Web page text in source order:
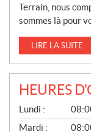
Terrain, nous
sommes là pour
LIRE LA SUITE
HEURES
G
É
N
Lundi :
Mardi :